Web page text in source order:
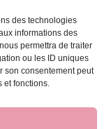
des technologies
informations des
permettra de traiter
ou les ID uniques
son consentement peut
et fonctions.
de vente
les ateliers